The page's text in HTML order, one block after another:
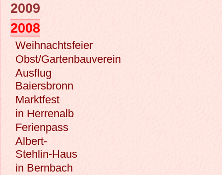
2009
2008
Weihnachtsfeier
Obst/Gartenbauverein
Ausflug
Baiersbronn
Marktfest
in Herrenalb
Ferienpass
Albert-
Stehlin-Haus
in Bernbach